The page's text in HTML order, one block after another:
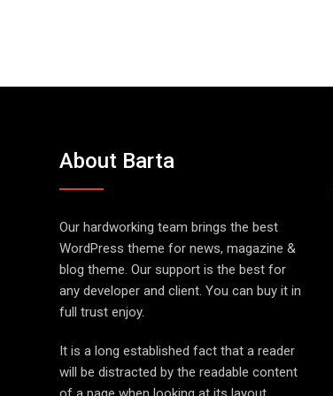
About Barta
Our hardworking team brings the best
WordPress theme for news, magazine &
blog theme. Our support is the best for
any developer and client. You can buy it in
full trust enjoy.
It is a long established fact that a reader
will be distracted by the readable content